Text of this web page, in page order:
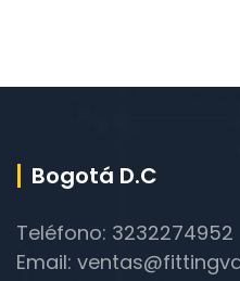
Bogotá D.C
Teléfono: 3232274952
Email: